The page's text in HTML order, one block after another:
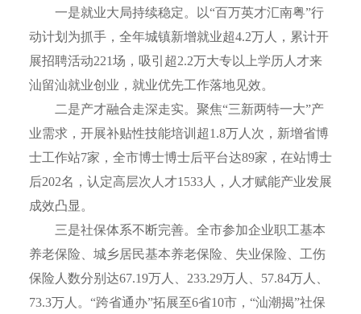
一是就业大局持续稳定。以“百万英才汇南粤”行
动计划为抓手，全年城镇新增就业超4.2万人，累计开
展招聘活动221场，吸引超2.2万大专以上学历人才来
汕留汕就业创业，就业优先工作落地见效。
二是产才融合走深走实。聚焦“三新两特一大”产
业需求，开展补贴性技能培训超1.8万人次，新增省博
士工作站7家，全市博士博士后平台达89家，在站博士
后202名，认定高层次人才1533人，人才赋能产业发展
成效凸显。
三是社保体系不断完善。全市参加企业职工基本
养老保险、城乡居民基本养老保险、失业保险、工伤
保险人数分别达67.19万人、233.29万人、57.84万人、
73.3万人。“跨省通办”拓展至6省10市，“汕潮揭”社保